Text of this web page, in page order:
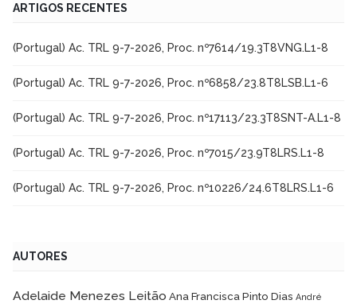
ARTIGOS RECENTES
(Portugal) Ac. TRL 9-7-2026, Proc. nº7614/19.3T8VNG.L1-8
(Portugal) Ac. TRL 9-7-2026, Proc. nº6858/23.8T8LSB.L1-6
(Portugal) Ac. TRL 9-7-2026, Proc. nº17113/23.3T8SNT-A.L1-8
(Portugal) Ac. TRL 9-7-2026, Proc. nº7015/23.9T8LRS.L1-8
(Portugal) Ac. TRL 9-7-2026, Proc. nº10226/24.6T8LRS.L1-6
AUTORES
Adelaide Menezes Leitão Ana Francisca Pinto Dias André